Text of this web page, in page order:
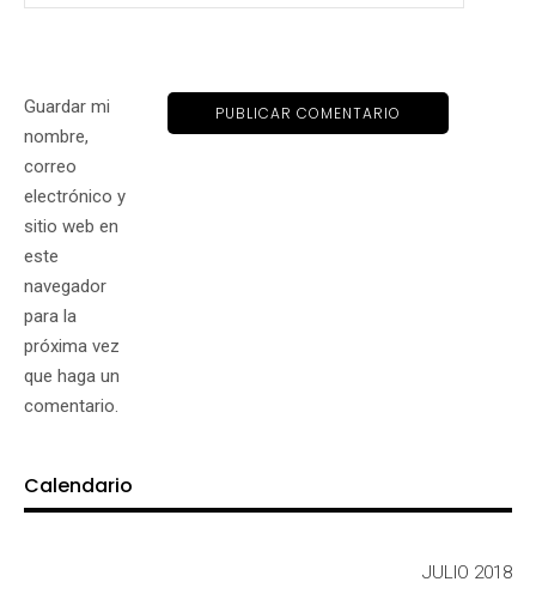
Guardar mi
nombre,
correo
electrónico y
sitio web en
este
navegador
para la
próxima vez
que haga un
comentario.
Calendario
JULIO 2018